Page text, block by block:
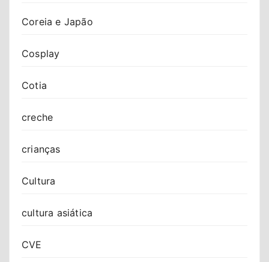
Coreia e Japão
Cosplay
Cotia
creche
crianças
Cultura
cultura asiática
CVE